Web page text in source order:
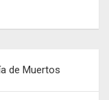
de Muertos